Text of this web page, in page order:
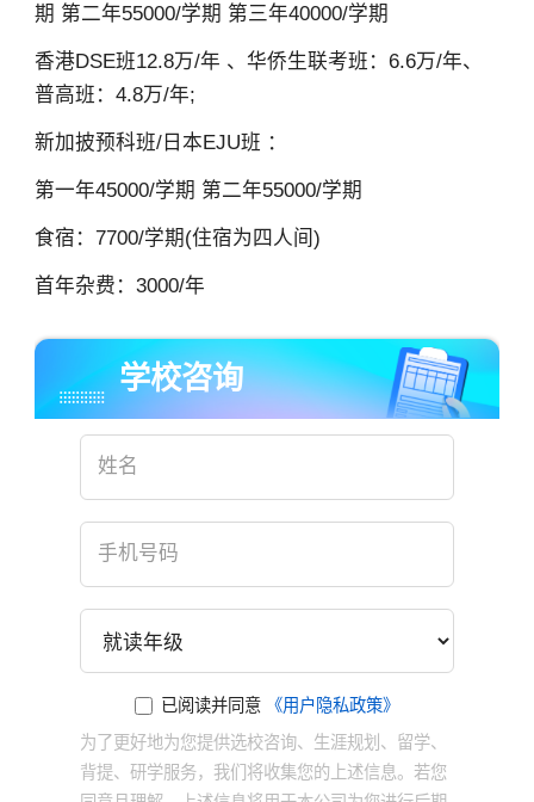
期 第二年55000/学期 第三年40000/学期
香港DSE班12.8万/年 、华侨生联考班：6.6万/年、
普高班：4.8万/年;
新加披预科班/日本EJU班 ：
第一年45000/学期 第二年55000/学期
食宿：7700/学期(住宿为四人间)
首年杂费：3000/年
学校咨询
已阅读并同意
《用户隐私政策》
为了更好地为您提供选校咨询、生涯规划、留学、
背提、研学服务，我们将收集您的上述信息。若您